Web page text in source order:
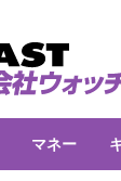
マネー